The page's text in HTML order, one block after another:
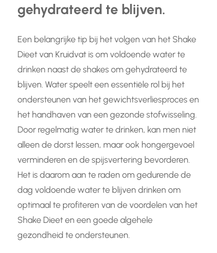
gehydrateerd te blijven.
Een belangrijke tip bij het volgen van het Shake
Dieet van Kruidvat is om voldoende water te
drinken naast de shakes om gehydrateerd te
blijven. Water speelt een essentiële rol bij het
ondersteunen van het gewichtsverliesproces en
het handhaven van een gezonde stofwisseling.
Door regelmatig water te drinken, kan men niet
alleen de dorst lessen, maar ook hongergevoel
verminderen en de spijsvertering bevorderen.
Het is daarom aan te raden om gedurende de
dag voldoende water te blijven drinken om
optimaal te profiteren van de voordelen van het
Shake Dieet en een goede algehele
gezondheid te ondersteunen.